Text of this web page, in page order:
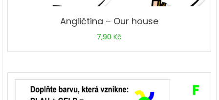
Angličtina – Our house
7,90Kč